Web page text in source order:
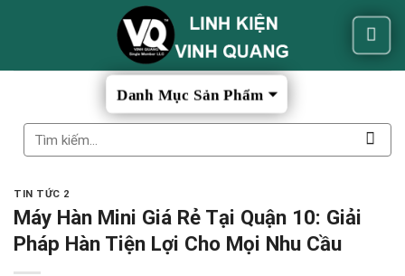
Tìm
kiếm:
TIN TỨC 2
Máy Hàn Mini Giá Rẻ Tại Quận 10: Giải
Pháp Hàn Tiện Lợi Cho Mọi Nhu Cầu